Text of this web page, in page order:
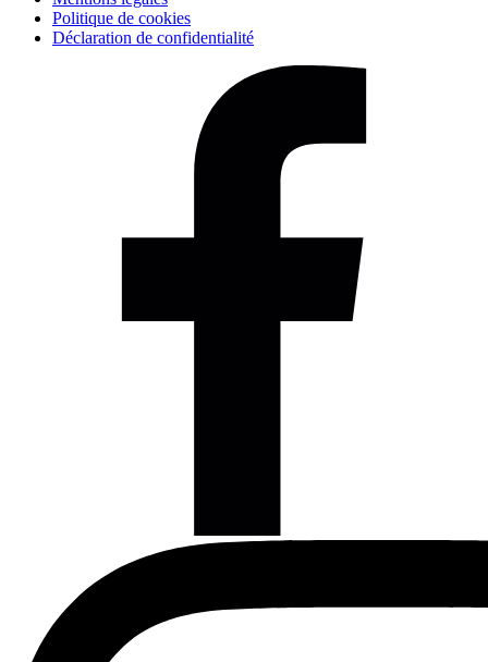
Politique de cookies
Déclaration de confidentialité